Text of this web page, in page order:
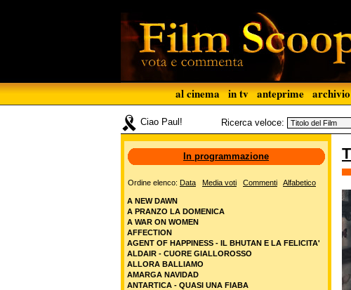
al cinema in tv anteprime archivio
Ciao Paul! Ricerca veloce:
In programmazione
Ordine elenco: Data Media voti Commenti Alfabetico
A NEW DAWN
A PRANZO LA DOMENICA
A WAR ON WOMEN
AFFECTION
AGENT OF HAPPINESS - IL BHUTAN E LA FELICITA'
ALDAIR - CUORE GIALLOROSSO
ALLORA BALLIAMO
AMARGA NAVIDAD
ANTARTICA - QUASI UNA FIABA